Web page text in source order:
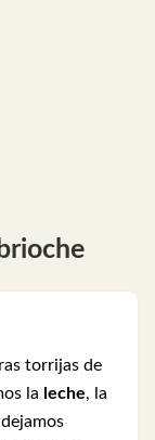
torrijas de
la leche, la